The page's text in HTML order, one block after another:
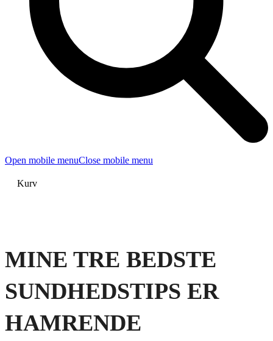
Open mobile menuClose mobile menu
Kurv
MINE TRE BEDSTE
SUNDHEDSTIPS ER
HAMRENDE